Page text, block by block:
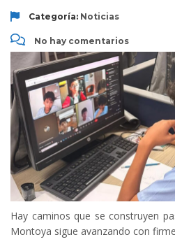
Categoría: Noticias
No hay comentarios
Hay caminos que se construyen
Montoya sigue avanzando con